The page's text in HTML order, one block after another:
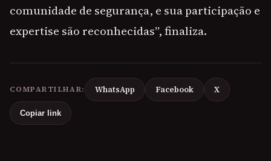
comunidade de segurança, e sua participação e
expertise são reconhecidas”, finaliza.
COMPARTILHAR: WhatsApp Facebook X
Copiar link